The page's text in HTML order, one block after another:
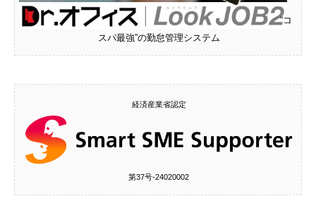
“コ
スパ最強”の勤怠管理システム
経済産業省認定
第37号‐24020002